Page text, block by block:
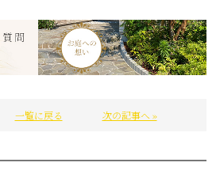
一覧に戻る 次の記事へ »